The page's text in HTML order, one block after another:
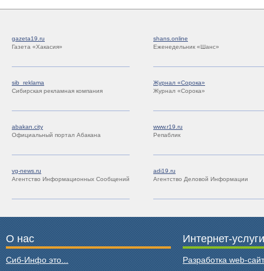
gazeta19.ru
Газета «Хакасия»
shans.online
Еженедельник «Шанс»
sib_reklama
Сибирская рекламная компания
Журнал «Сорока»
Журнал «Сорока»
abakan.city
Официальный портал Абакана
www.r19.ru
Репаблик
vg-news.ru
Агентство Информационных Сообщений
adi19.ru
Агентство Деловой Информации
О нас
Сиб-Инфо это...
Интернет-услуги
Разработка web-